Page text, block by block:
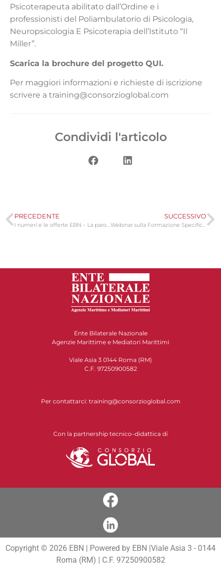
Psicoterapeuta abilitato dall’Ordine e i
professionisti del Poliambulatorio di Psicologia,
Neuropsicologia E Psicoterapia dell’Istituto “Il
Miller”.
Scarica la brochure del progetto QUI.
Per maggiori informazioni e richieste di iscrizione
scrivere a training@consorzioglobal.com
Condividi l'articolo
PRECEDENTE SUCCESSIVO
Webinar sulla Formazione Specifica dei Lavoratori per il Rischio Medio
Ente Bilaterale Nazionale
Agenzie Marittime e Mediatori Marittimi
Viale Asia 3 0144 Roma (RM)
C.F. 97250900582
Per contattarci: training@consorzioglobal.com
Con la partnership tecnico–didattica di
Copyright © 2026 EBN | Powered by EBN |Viale Asia 3 - 0144
Roma (RM) | C.F. 97250900582